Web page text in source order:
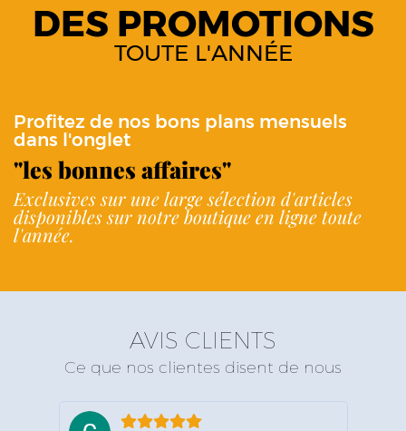
DES PROMOTIONS
TOUTE L'ANNÉE
Profitez de nos bons plans mensuels
dans l'onglet
"les bonnes affaires"
Exclusives sur une large sélection d'articles
disponibles sur notre boutique en ligne toute
l'année.
AVIS CLIENTS
Ce que nos clientes disent de nous